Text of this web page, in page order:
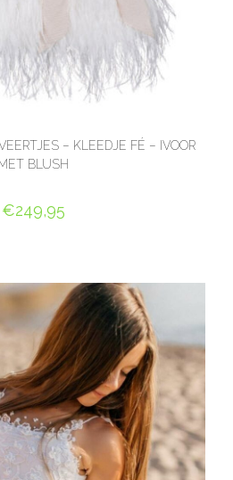
– KLEEDJE FÉ – IVOOR
BLUSH
€249,95